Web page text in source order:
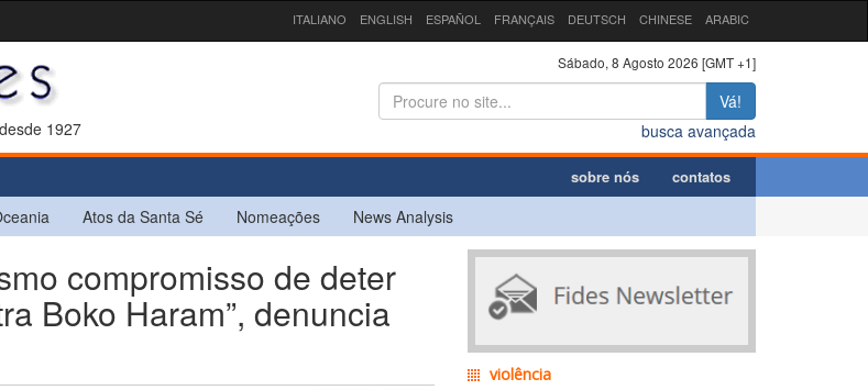
ITALIANO ENGLISH ESPAÑOL FRANÇAIS DEUTSCH CHINESE ARABIC
1927
Sábado, 8 Agosto 2026 [GMT +1]
Vá!
busca avançada
sobre nós contatos
Atos da Santa Sé Nomeações News Analysis
compromisso de deter
Boko Haram”, denuncia
violência